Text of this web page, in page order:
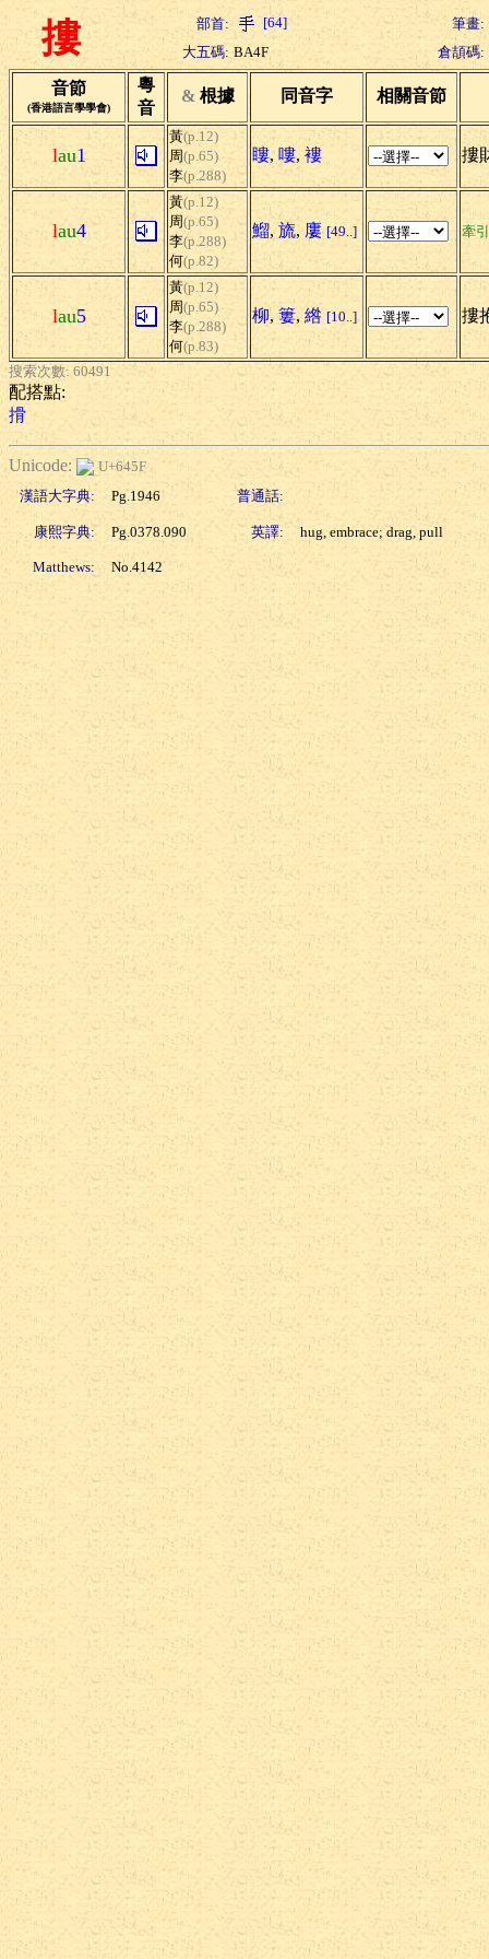
摟 部首: [64]
筆畫:
大五碼: BA4F 倉頡碼:
音節
(香港語言學學會)
粵
音
& 根據 同音字 相關音節
lau1
黃(p.12)
周(p.65)
李(p.288)
瞜, 嘍, 褸 摟
lau4
黃(p.12)
周(p.65)
李(p.288)
何(p.82)
鰡, 旒, 廔 [49..] 牽引
lau5
黃(p.12)
周(p.65)
李(p.288)
何(p.83)
柳, 簍, 綹 [10..] 摟
搜索次數: 60491
配搭點:
搰
Unicode:
U+645F
漢語大字典:
Pg.1946 普通話:
康熙字典: Pg.0378.090 英譯: hug, embrace; drag, pull
Matthews: No.4142